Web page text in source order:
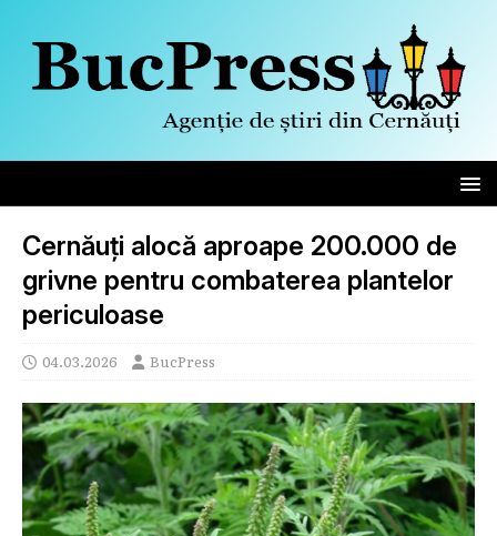
Cernăuți alocă aproape 200.000 de
grivne pentru combaterea plantelor
periculoase
04.03.2026 BucPress